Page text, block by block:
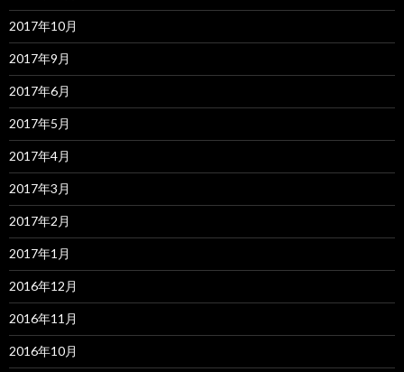
2017年10月
2017年9月
2017年6月
2017年5月
2017年4月
2017年3月
2017年2月
2017年1月
2016年12月
2016年11月
2016年10月